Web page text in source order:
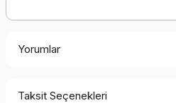
Yorumlar
Taksit Seçenekleri